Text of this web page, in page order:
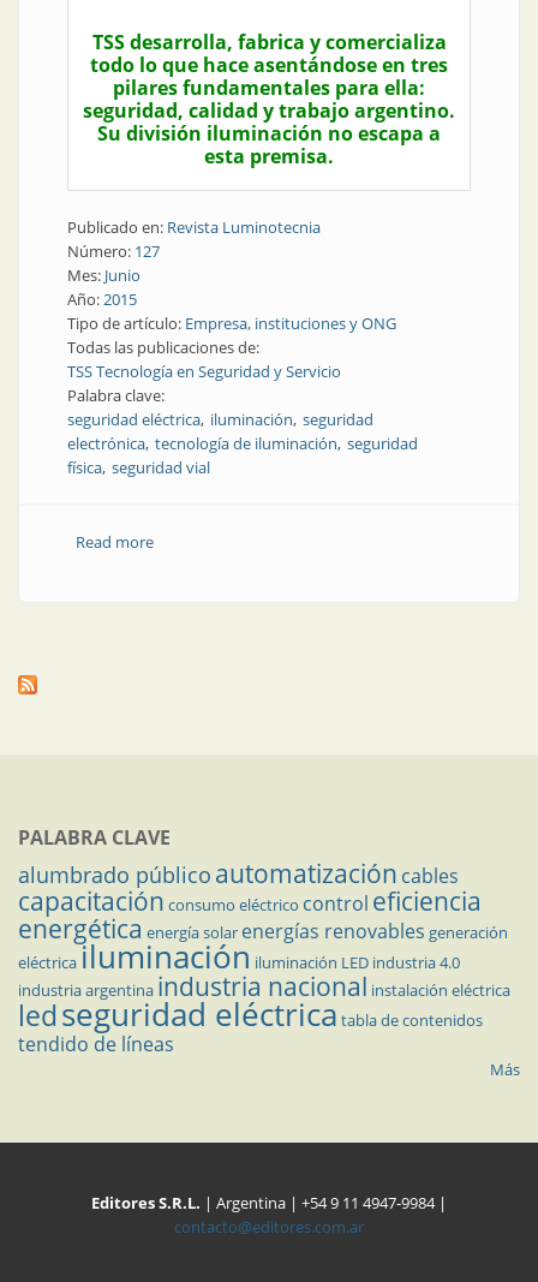
TSS desarrolla, fabrica y comercializa
todo lo que hace asentándose en tres
pilares fundamentales para ella:
seguridad, calidad y trabajo argentino.
Su división iluminación no escapa a
esta premisa.
Publicado en: Revista Luminotecnia
Número: 127
Mes: Junio
Año:2015
Tipo de artículo: Empresa, instituciones y ONG
Todas las publicaciones de:
TSS Tecnología en Seguridad y Servicio
Palabra clave:
seguridad eléctrica iluminación seguridad
electrónica tecnología de iluminación seguridad
física seguridad vial
Read moreabout Empresa | TSS, seguridad y calidad en
PALABRA CLAVE
alumbrado público automatización cables
capacitación consumo eléctrico control eficiencia
energética energía solar energías renovables generación
eléctricailuminación iluminación LED industria 4.0
industria argentina industria nacional instalación eléctrica
ledseguridad eléctrica tabla de contenidos
tendido de líneas
Más
Editores S.R.L. | Argentina | +54 9 11 4947-9984 |
contacto@editores.com.ar